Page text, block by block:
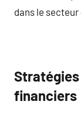
dans le
financiers